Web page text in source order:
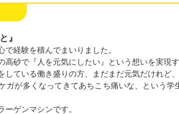
』
で経験を積んでまいりました。
高砂で『人を元気にしたい』という想いを実現
している働き盛りの方、まだまだ元気だけれ
ガが多くなってきてあちこち痛いな、という
ーゲンマシンです。